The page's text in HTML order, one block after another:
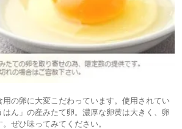
用の卵に大変こだわっています。使用されてい
ん」の産みたて卵。濃厚な卵黄は大きく、卵
ぜひ味ってみてください。